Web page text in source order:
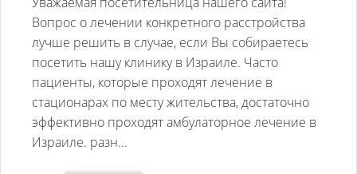
находится в псих.больн. в
Махачкале.
Вопрос о лечении конкретного расстройства
лучше решить в случае, если Вы собираетесь
посетить нашу клинику в Израиле. Часто
пациенты, которые проходят лечение в
стационарах по месту жительства, достаточно
эффективно проходят амбулаторное лечение в
Израиле. разн...